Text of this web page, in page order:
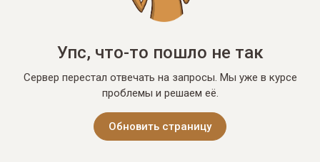
Упс, что-то пошло не так
Сервер перестал отвечать на запросы. Мы уже в курсе
проблемы и решаем её.
Обновить страницу